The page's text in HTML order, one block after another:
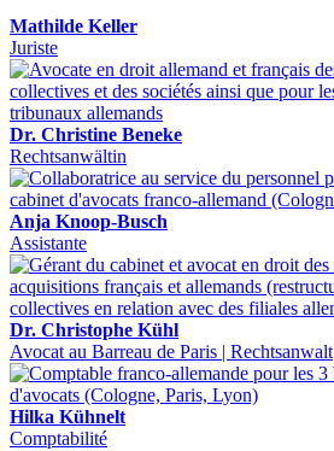
Mathilde Keller
Juriste
Dr. Christine Beneke
Rechtsanwältin
Anja Knoop-Busch
Assistante
Dr. Christophe Kühl
Avocat au Barreau de Paris | Rechtsanwalt
Hilka Kühnelt
Comptabilité